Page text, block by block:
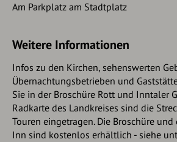
Wald- Kirche St. Maria,Kirchberg
- Nebenkirche St. Martin, Staudach -
Wallfahrtskirche St. Corona,Handwerk
Huldsessen - Kirche St. Martin,
St. Andreas,
Am Parkplatz am Stadtplatz
Weitere Informationen
Infos zu den Kirchen, sehenswerten
Übernachtungsbetrieben und
Sie in der Broschüre Rott und Inntaler
Radkarte des Landkreises sind die
Touren eingetragen. Die Broschüre
Inn sind kostenlos erhältlich - siehe